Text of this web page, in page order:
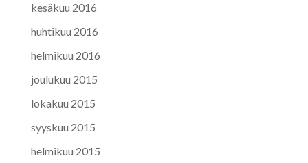
kesäkuu 2016
huhtikuu 2016
helmikuu 2016
joulukuu 2015
lokakuu 2015
syyskuu 2015
helmikuu 2015